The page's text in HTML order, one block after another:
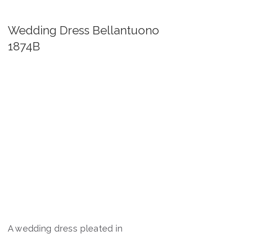
Wedding Dress Bellantuono
1874B
A wedding dress pleated in